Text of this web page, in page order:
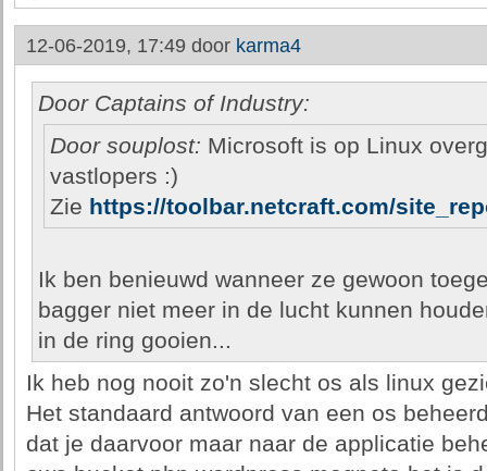
12-06-2019, 17:49 door karma4
Door Captains of Industry:
Door souplost: Microsoft is op Linux
vastlopers :)
Zie https://toolbar.netcraft.com/
Ik ben benieuwd wanneer ze gewoon
bagger niet meer in de lucht kunnen
in de ring gooien...
Ik heb nog nooit zo'n slecht os als linux
Het standaard antwoord van een os
dat je daarvoor maar naar de applicatie